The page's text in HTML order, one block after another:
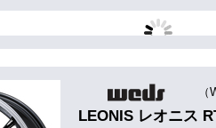
LEONIS レオニス